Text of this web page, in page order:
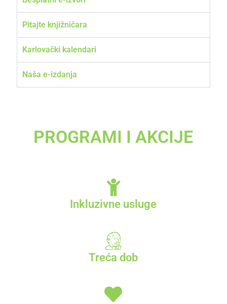
Pitajte knjižničara
Karlovački kalendari
Naša e-izdanja
PROGRAMI I AKCIJE
Inkluzivne usluge
Treća dob